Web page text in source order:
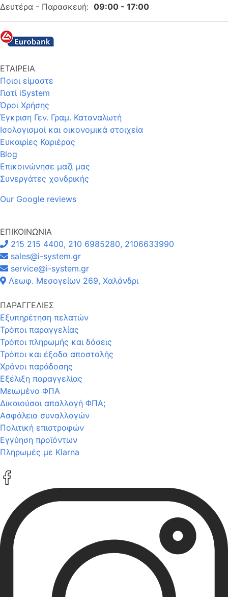
Δευτέρα - Παρασκευή: 09:00 - 17:00
ΕΤΑΙΡΕΙΑ
Ποιοι είμαστε
Γιατί iSystem
Όροι Χρήσης
Έγκριση Γεν. Γραμ. Καταναλωτή
Ισολογισμοί και οικονομικά στοιχεία
Ευκαιρίες Καριέρας
Blog
Επικοινώνησε μαζί μας
Συνεργάτες χονδρικής
Our Google reviews
ΕΠΙΚΟΙΝΩΝΙΑ
215 215 4400, 210 6985280, 2106633990
sales@i-system.gr
service@i-system.gr
Λεωφ. Μεσογείων 269, Χαλάνδρι
ΠΑΡΑΓΓΕΛΙΕΣ
Εξυπηρέτηση πελατών
Τρόποι παραγγελίας
Τρόποι πληρωμής και δόσεις
Τρόποι και έξοδα αποστολής
Χρόνοι παράδοσης
Εξέλιξη παραγγελίας
Μειωμένο ΦΠΑ
Δικαιούσαι απαλλαγή ΦΠΑ;
Ασφάλεια συναλλαγών
Πολιτική επιστροφών
Εγγύηση προϊόντων
Πληρωμές με Klarna